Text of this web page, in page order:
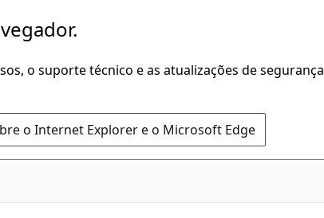
o suporte técnico e as atualizações de segurança
o Internet Explorer e o Microsoft Edge